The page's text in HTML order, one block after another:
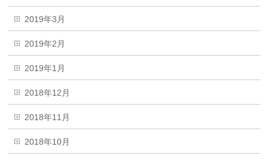
2019年3月
2019年2月
2019年1月
2018年12月
2018年11月
2018年10月